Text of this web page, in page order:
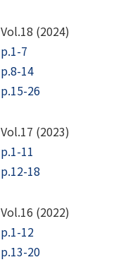
Vol.18 (2024)
p.1-7
p.8-14
p.15-26
Vol.17 (2023)
p.1-11
p.12-18
Vol.16 (2022)
p.1-12
p.13-20